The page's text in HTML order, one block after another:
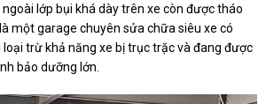
lớp bụi khá dày trên xe còn được tháo
một garage chuyên sửa chữa siêu xe có
loại trừ khả năng xe bị trục trặc và đang được
bảo dưỡng lớn.